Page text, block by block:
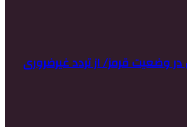
وضعیت قرمز/ از تردد غیرضروری